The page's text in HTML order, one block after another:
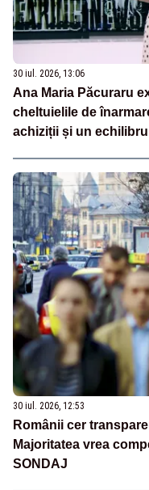
30 iul. 2026, 13:06
Ana Maria Păcuraru
cheltuielile de
achiziții și un
30 iul. 2026, 12:53
Românii cer
Majoritatea vrea
SONDAJ